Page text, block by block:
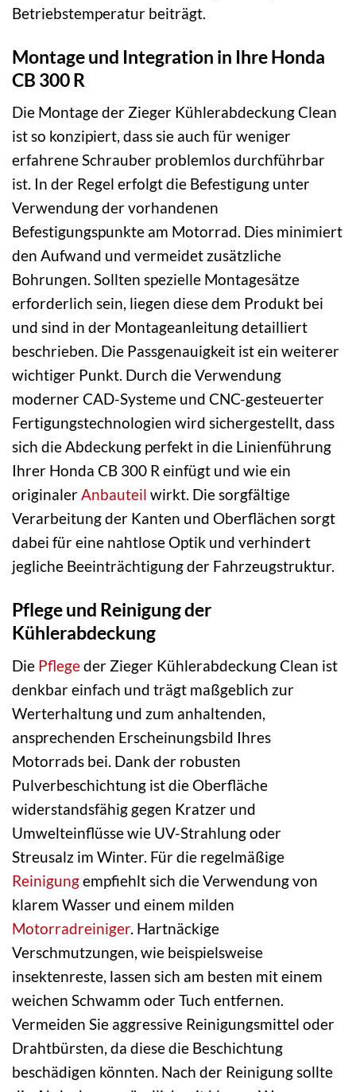
Betriebstemperatur beiträgt.
Montage und Integration in Ihre Honda
CB 300 R
Die Montage der Zieger Kühlerabdeckung Clean
ist so konzipiert, dass sie auch für weniger
erfahrene Schrauber problemlos durchführbar
ist. In der Regel erfolgt die Befestigung unter
Verwendung der vorhandenen
Befestigungspunkte am Motorrad. Dies minimiert
den Aufwand und vermeidet zusätzliche
Bohrungen. Sollten spezielle Montagesätze
erforderlich sein, liegen diese dem Produkt bei
und sind in der Montageanleitung detailliert
beschrieben. Die Passgenauigkeit ist ein weiterer
wichtiger Punkt. Durch die Verwendung
moderner CAD-Systeme und CNC-gesteuerter
Fertigungstechnologien wird sichergestellt, dass
sich die Abdeckung perfekt in die Linienführung
Ihrer Honda CB 300 R einfügt und wie ein
originalerAnbauteil wirkt. Die sorgfältige
Verarbeitung der Kanten und Oberflächen sorgt
dabei für eine nahtlose Optik und verhindert
jegliche Beeinträchtigung der Fahrzeugstruktur.
Pflege und Reinigung der
Kühlerabdeckung
Die Pflegeder Zieger Kühlerabdeckung Clean ist
denkbar einfach und trägt maßgeblich zur
Werterhaltung und zum anhaltenden,
ansprechenden Erscheinungsbild Ihres
Motorrads bei. Dank der robusten
Pulverbeschichtung ist die Oberfläche
widerstandsfähig gegen Kratzer und
Umwelteinflüsse wie UV-Strahlung oder
Streusalz im Winter. Für die regelmäßige
Reinigungempfiehlt sich die Verwendung von
klarem Wasser und einem milden
Motorradreiniger. Hartnäckige
Verschmutzungen, wie beispielsweise
insektenreste, lassen sich am besten mit einem
weichen Schwamm oder Tuch entfernen.
Vermeiden Sie aggressive Reinigungsmittel oder
Drahtbürsten, da diese die Beschichtung
beschädigen könnten. Nach der Reinigung sollte